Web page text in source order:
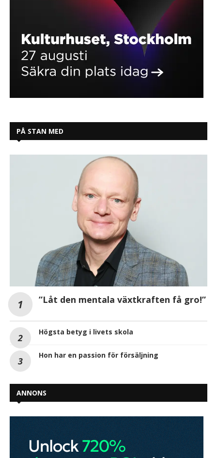
PÅ STAN MED
”Låt den mentala växtkraften få gro!”
Högsta betyg i livets skola
Hon har en passion för försäljning
ANNONS